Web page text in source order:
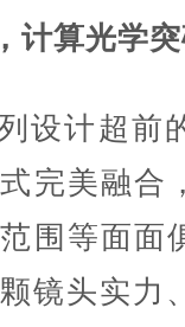
算光学突
计超前
完美融合
围等面面
镜头实力